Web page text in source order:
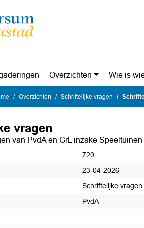
Overzichten Wie is
Overzichten Schriftelijke vragen
vragen
van PvdA en GrL inzake
720
23-04-2026
Schriftelijke
PvdA